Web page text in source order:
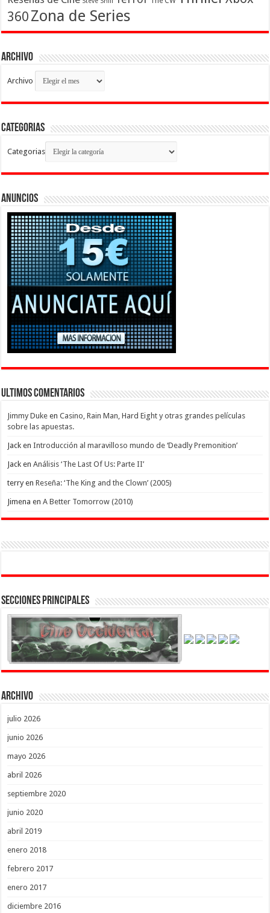
360 Zona de Series
Archivo
Archivo
Categorias
Categorias
Anuncios
Ultimos Comentarios
Jimmy Duke enCasino, Rain Man, Hard Eight y otras grandes películas
sobre las apuestas.
Jack enIntroducción al maravilloso mundo de ‘Deadly Premonition’
Jack enAnálisis ‘The Last Of Us: Parte II’
terryenReseña: ‘The King and the Clown’ (2005)
Jimena enA Better Tomorrow (2010)
Secciones Principales
Archivo
julio 2026
junio 2026
mayo 2026
abril 2026
septiembre 2020
junio 2020
abril 2019
enero 2018
febrero 2017
enero 2017
diciembre 2016